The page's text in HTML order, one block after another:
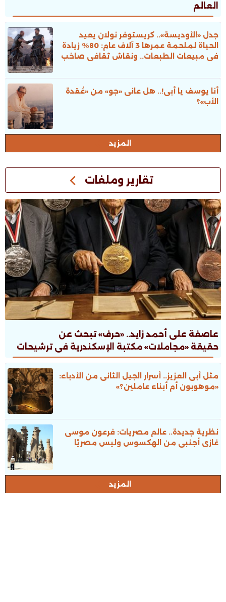
العالم
جدل «الأوديسة».. كريستوفر نولان يعيد
الحياة لملحمة عمرها 3 آلاف عام: 80% زيادة
فى مبيعات الطبعات.. ونقاش ثقافى صاخب
أنا يوسف يا أبى!.. هل عانى «جو» من «عُقدة
الأب»؟
المزيد
تقارير وملفات
عاصفة على أحمد زايد.. «حرف» تبحث عن
حقيقة «مجاملات» مكتبة الإسكندرية فى ترشيحات
جوائز الدولة
مثل أبى العزيز.. أسرار الجيل الثانى من الأدباء:
«موهوبون أم أبناء عاملين؟»
نظرية جديدة.. عالم مصريات: فرعون موسى
غازى أجنبى من الهكسوس وليس مصريًا
المزيد